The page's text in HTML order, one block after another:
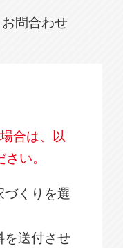
問合わせ
合は、以
い。
づくりを選
を送付させ